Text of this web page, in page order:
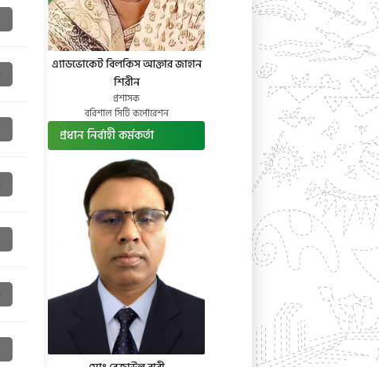
এ্যাডভোকেট বিলকিস আক্তার জাহান
শিরীন
প্রশাসক
বরিশাল সিটি কর্পোরেশন
প্রধান নির্বাহী কর্মকর্তা